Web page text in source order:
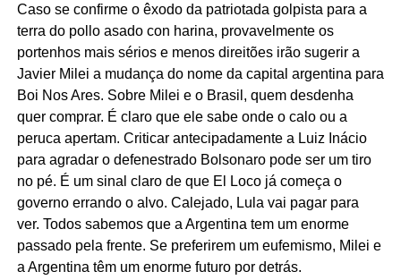
Caso se confirme o êxodo da patriotada golpista para a
terra do pollo asado con harina, provavelmente os
portenhos mais sérios e menos direitões irão sugerir a
Javier Milei a mudança do nome da capital argentina para
Boi Nos Ares. Sobre Milei e o Brasil, quem desdenha
quer comprar. É claro que ele sabe onde o calo ou a
peruca apertam. Criticar antecipadamente a Luiz Inácio
para agradar o defenestrado Bolsonaro pode ser um tiro
no pé. É um sinal claro de que El Loco já começa o
governo errando o alvo. Calejado, Lula vai pagar para
ver. Todos sabemos que a Argentina tem um enorme
passado pela frente. Se preferirem um eufemismo, Milei e
a Argentina têm um enorme futuro por detrás.